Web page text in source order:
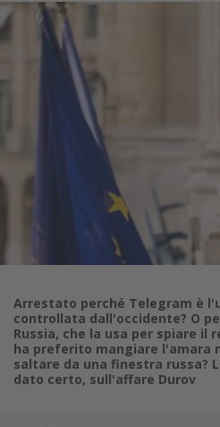
Arrestato perché Telegram è
controllata dall'occidente? O
Russia, che la usa per spiare il
ha preferito mangiare l'amara
saltare da una finestra russa?
dato certo, sull'affare Durov